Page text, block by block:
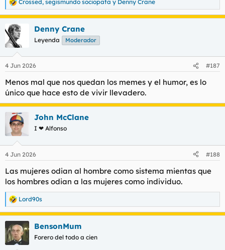
R
e
a
c
c
i
e
:
Crossed , segismundo sociopata y Denny Crane
Denny Crane
Leyenda Moderador
4 Jun 2026 #187
Menos mal que nos quedan los memes y el humor, es lo
único que hace esto de vivir llevadero.
John McClane
I ❤ Alfonso
4 Jun 2026 #188
Las mujeres odian al hombre como sistema mientas que
los hombres odian a las mujeres como individuo.
R
e
a
c
c
i
Lord90s
BensonMum
Forero del todo a cien